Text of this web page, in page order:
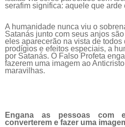
serafim significa: aquele que arde
A humanidade nunca viu o
Satanás junto com seus anjos
eles aparecerão na vista de todos
prodígios e efeitos especiais, a
por Satanás. O Falso Profeta
fazerem uma imagem ao
maravilhas.
Engana as pessoas com
converterem e fazer uma